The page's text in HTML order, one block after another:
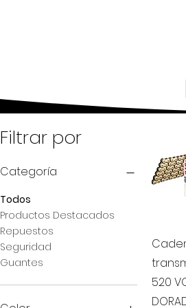
Filtrar por
Categoría
Todos
Productos Destacados
Repuestos
Seguridad
Guantes
520